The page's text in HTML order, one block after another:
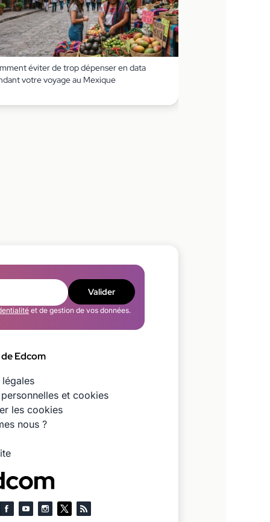
éviter de trop dépenser en data
votre voyage au Mexique
Valider
et de gestion de vos données.
Edcom
et cookies
les cookies
nous ?